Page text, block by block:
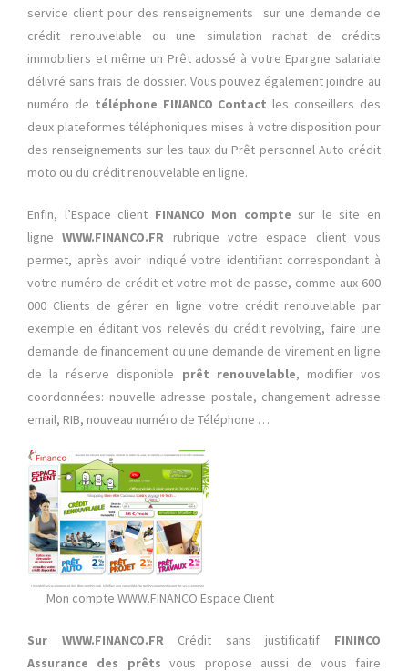
service client pour des renseignements sur une demande de
crédit renouvelable ou une simulation rachat de crédits
immobiliers et même un Prêt adossé à votre Epargne salariale
délivré sans frais de dossier. Vous pouvez également joindre au
numéro de téléphone FINANCO Contact les conseillers des
deux plateformes téléphoniques mises à votre disposition pour
des renseignements sur les taux du Prêt personnel Auto crédit
moto ou du crédit renouvelable en ligne.
Enfin, l’Espace client FINANCO Mon compte sur le site en
ligneWWW.FINANCO.FR rubrique votre espace client vous
permet, après avoir indiqué votre identifiant correspondant à
votre numéro de crédit et votre mot de passe, comme aux 600
000 Clients de gérer en ligne votre crédit renouvelable par
exemple en éditant vos relevés du crédit revolving, faire une
demande de financement ou une demande de virement en ligne
de la réserve disponible prêt renouvelable, modifier vos
coordonnées: nouvelle adresse postale, changement adresse
email, RIB, nouveau numéro de Téléphone …
Mon compte WWW.FINANCO Espace Client
Sur WWW.FINANCO.FR Crédit sans justificatif FININCO
Assurance des prêts vous propose aussi de vous faire